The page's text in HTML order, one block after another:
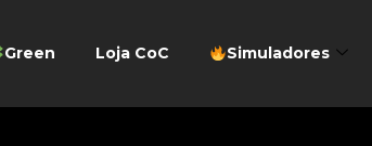
Green Loja CoC Simuladores